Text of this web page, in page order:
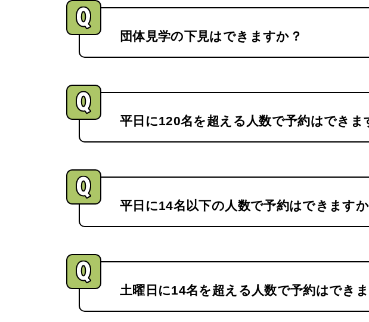
団体見学の下見はできますか？
平日に120名を超える人数で予約はできま
平日に14名以下の人数で予約はできますか
土曜日に14名を超える人数で予約はでき